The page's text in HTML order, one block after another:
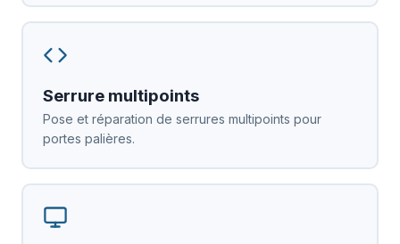
Serrure multipoints
Pose et réparation de serrures multipoints pour
portes palières.